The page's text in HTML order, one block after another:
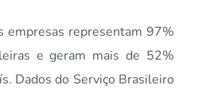
empresas representam 97%
e geram mais de 52%
Dados do Serviço Brasileiro